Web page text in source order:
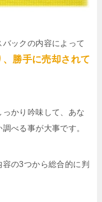
ックの内容によって
勝手に売却されて
かり吟味して、あな
べる事が大事です。
の3つから総合的に判